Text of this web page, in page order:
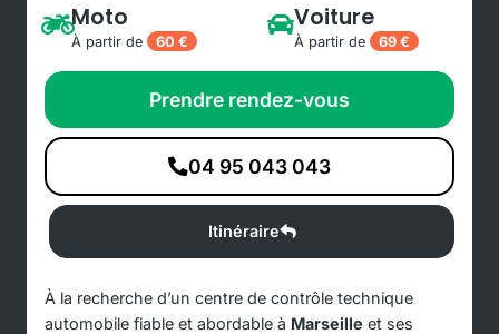
Moto
À partir de 60 €
Voiture
À partir de 69 €
Prendre rendez-vous
04 95 043 043
Itinéraire
À la recherche d’un centre de contrôle technique
automobile fiable et abordable à Marseille et ses